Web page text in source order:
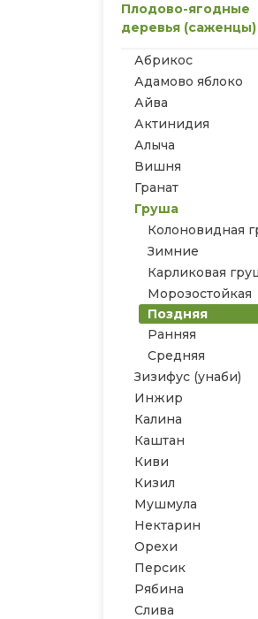
Плодово-ягодные
деревья (саженцы)
Абрикос
Адамово яблоко
Айва
Актинидия
Алыча
Вишня
Гранат
Груша
Колоновидная
Зимние
Карликовая
Морозостойкая
Поздняя
Ранняя
Средняя
Зизифус (унаби)
Инжир
Калина
Каштан
Киви
Кизил
Мушмула
Нектарин
Орехи
Персик
Рябина
Слива